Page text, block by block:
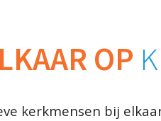
OP
kerkmensen bij